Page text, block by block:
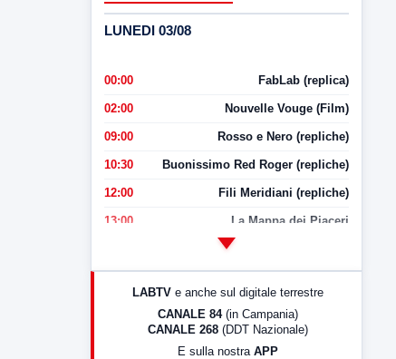
LUNEDI 03/08
00:00 FabLab (replica)
02:00 Nouvelle Vouge (Film)
09:00 Rosso e Nero (repliche)
10:30 Buonissimo Red Roger (repliche)
12:00 Fili Meridiani (repliche)
13:00 La Mappa dei Piaceri
LabNews (Diretta)
LABTV e anche sul digitale terrestre
CANALE 84 (in Campania)
CANALE 268 (DDT Nazionale)
E sulla nostra APP